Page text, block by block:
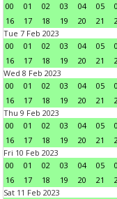
00
01 02 03 04 05
16
17 18 19 20 21
Tue 7 Feb 2023
00
01 02 03 04 05
16
17 18 19 20 21
Wed 8 Feb 2023
00
01 02 03 04 05
16
17 18 19 20 21
Thu 9 Feb 2023
00
01 02 03 04 05
16
17 18 19 20 21
Fri 10 Feb 2023
00
01 02 03 04 05
16
17 18 19 20 21
Sat 11 Feb 2023